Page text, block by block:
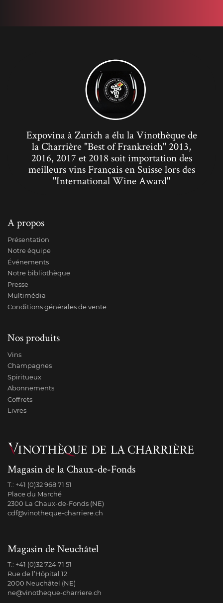
Expovina à Zurich a élu la Vinothèque de
la Charrière "Best of Frankreich" 2013,
2016, 2017 et 2018 soit importation des
meilleurs vins Français en Suisse lors des
"International Wine Award"
A propos
Présentation
Notre équipe
Événements
Notre bibliothèque
Presse
Multimédia
Conditions générales de vente
Nos produits
Vins
Champagnes
Spiritueux
Abonnements
Coffrets
Livres
Magasin de la Chaux-de-Fonds
T.: +41 (0)32 968 71 51
Place du Marché
2300 La Chaux-de-Fonds (NE)
cdf@vinotheque-charriere.ch
Magasin de Neuchâtel
T.: +41 (0)32 724 71 51
Rue de l’Hôpital 12
2000 Neuchâtel (NE)
ne@vinotheque-charriere.ch